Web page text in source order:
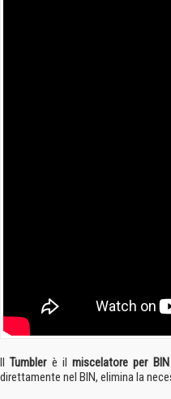
IlTumbler è ilmiscelatore per BIN
direttamente nel BIN, elimina la